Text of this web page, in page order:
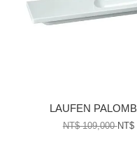
LAUFEN
NT$ 109,000NT$